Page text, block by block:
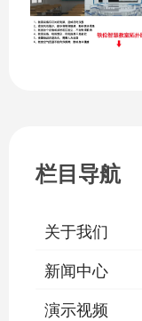
栏目导航
关于我们
新闻中心
演示视频